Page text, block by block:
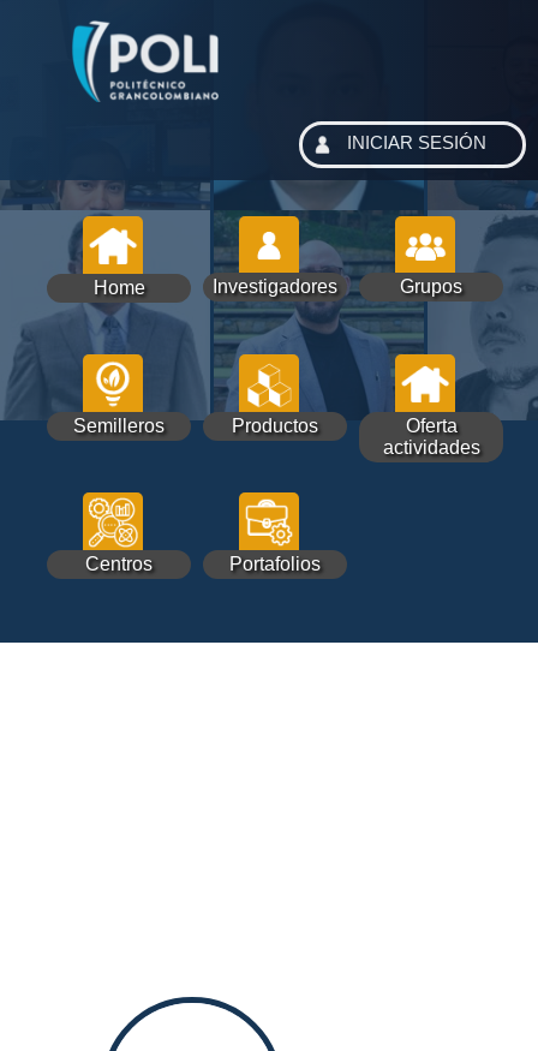
Home Investigadores Grupos
Semilleros Productos
Oferta
actividades
Centros Portafolios
INICIAR SESIÓN